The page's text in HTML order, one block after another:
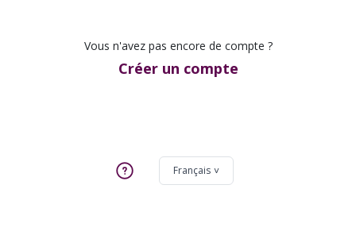
Vous n'avez pas encore de compte ?
Créer un compte
Français